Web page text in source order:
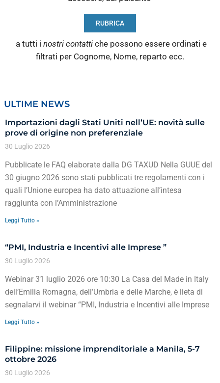
RUBRICA
a tutti i nostri contatti che possono essere ordinati e
filtrati per Cognome, Nome, reparto ecc.
ULTIME NEWS
Importazioni dagli Stati Uniti nell’UE: novità sulle
prove di origine non preferenziale
30 Luglio 2026
Pubblicate le FAQ elaborate dalla DG TAXUD Nella GUUE del
30 giugno 2026 sono stati pubblicati tre regolamenti con i
quali l’Unione europea ha dato attuazione all’intesa
raggiunta con l’Amministrazione
Leggi Tutto »
“PMI, Industria e Incentivi alle Imprese ”
30 Luglio 2026
Webinar 31 luglio 2026 ore 10:30 La Casa del Made in Italy
dell’Emilia Romagna, dell’Umbria e delle Marche, è lieta di
segnalarvi il webinar “PMI, Industria e Incentivi alle Imprese
Leggi Tutto »
Filippine: missione imprenditoriale a Manila, 5-7
ottobre 2026
30 Luglio 2026